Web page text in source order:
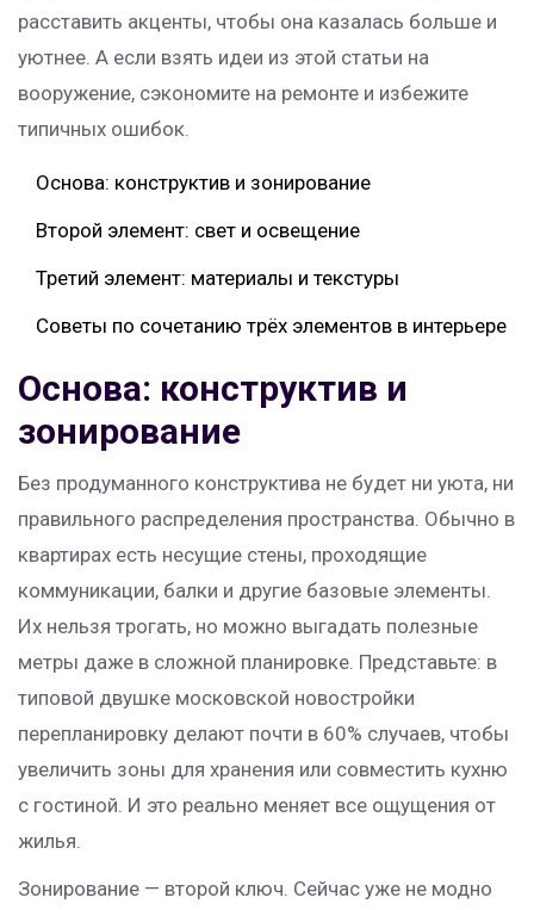
расставить акценты, чтобы она казалась больше и
уютнее. А если взять идеи из этой статьи на
вооружение, сэкономите на ремонте и избежите
типичных ошибок.
Основа: конструктив и зонирование
Второй элемент: свет и освещение
Третий элемент: материалы и текстуры
Советы по сочетанию трёх элементов в интерьере
Основа: конструктив и
зонирование
Без продуманного конструктива не будет ни уюта, ни
правильного распределения пространства. Обычно в
квартирах есть несущие стены, проходящие
коммуникации, балки и другие базовые элементы.
Их нельзя трогать, но можно выгадать полезные
метры даже в сложной планировке. Представьте: в
типовой двушке московской новостройки
перепланировку делают почти в 60% случаев, чтобы
увеличить зоны для хранения или совместить кухню
с гостиной. И это реально меняет все ощущения от
жилья.
Зонирование — второй ключ. Сейчас уже не модно